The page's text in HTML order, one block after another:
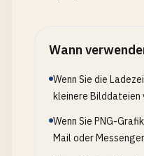
Wann
Wenn Sie die
kleinere Bilddateien
Wenn Sie PNG-
Mail oder